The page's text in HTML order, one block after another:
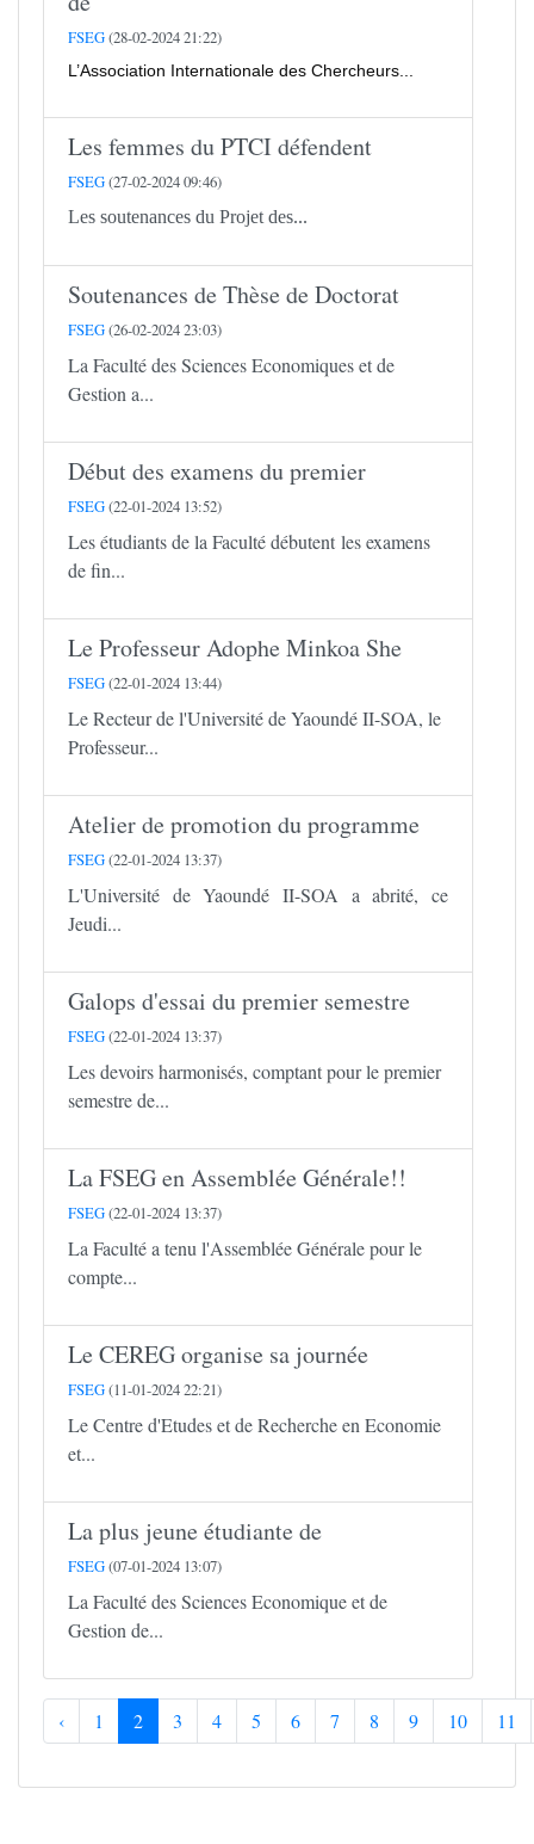
FSEG(28-02-2024 21:22)
L’Association Internationale des Chercheurs...
Les femmes du PTCI défendent
FSEG(27-02-2024 09:46)
Les soutenances du Projet des...
Soutenances de Thèse de Doctorat
FSEG(26-02-2024 23:03)
La Faculté des Sciences Economiques et de
Gestion a...
Début des examens du premier
FSEG(22-01-2024 13:52)
Les étudiants de la Faculté débutent les examens
de fin...
Le Professeur Adophe Minkoa She
FSEG(22-01-2024 13:44)
Le Recteur de l'Université de Yaoundé II-SOA, le
Professeur...
Atelier de promotion du programme
FSEG(22-01-2024 13:37)
L'Université de Yaoundé II-SOA a abrité, ce
Jeudi...
Galops d'essai du premier semestre
FSEG(22-01-2024 13:37)
Les devoirs harmonisés, comptant pour le premier
semestre de...
La FSEG en Assemblée Générale!!
FSEG(22-01-2024 13:37)
La Faculté a tenu l'Assemblée Générale pour le
compte...
Le CEREG organise sa journée
FSEG(11-01-2024 22:21)
Le Centre d'Etudes et de Recherche en Economie
et...
La plus jeune étudiante de
FSEG(07-01-2024 13:07)
La Faculté des Sciences Economique et de
Gestion de...
‹ 1 2 3 4 5 6 7 8 9 10 11